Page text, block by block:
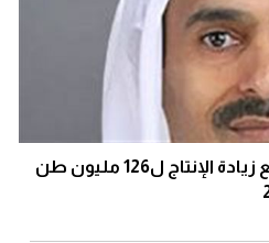
وزير الطاقة القطري يتوقع زيادة الإنتاج ل126 مليون طن